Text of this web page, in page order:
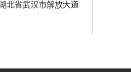
北省武汉市解放大道